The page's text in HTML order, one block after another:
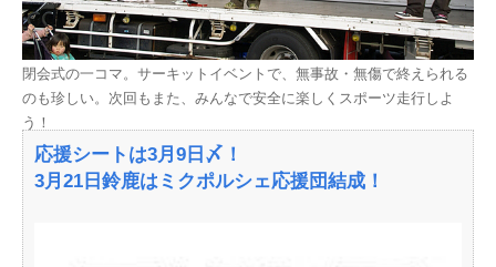
閉会式の一コマ。サーキットイベントで、無事故・無傷で終えられる
のも珍しい。次回もまた、みんなで安全に楽しくスポーツ走行しよ
う！
応援シートは3月9日〆！
3月21日鈴鹿はミクポルシェ応援団結成！